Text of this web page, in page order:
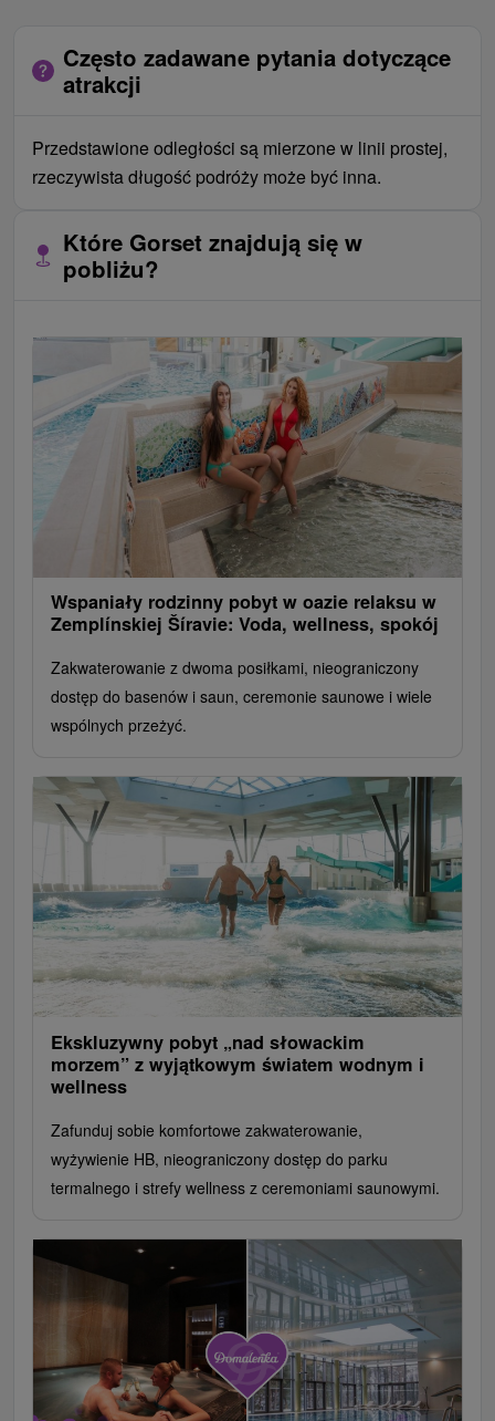
Często zadawane pytania dotyczące
atrakcji
Przedstawione odległości są mierzone w linii prostej,
rzeczywista długość podróży może być inna.
Które Gorset znajdują się w
pobliżu?
Wspaniały rodzinny pobyt w oazie relaksu w
Zemplínskiej Šíravie: Voda, wellness, spokój
Zakwaterowanie z dwoma posiłkami, nieograniczony
dostęp do basenów i saun, ceremonie saunowe i wiele
wspólnych przeżyć.
Ekskluzywny pobyt „nad słowackim
morzem” z wyjątkowym światem wodnym i
wellness
Zafunduj sobie komfortowe zakwaterowanie,
wyżywienie HB, nieograniczony dostęp do parku
termalnego i strefy wellness z ceremoniami saunowymi.